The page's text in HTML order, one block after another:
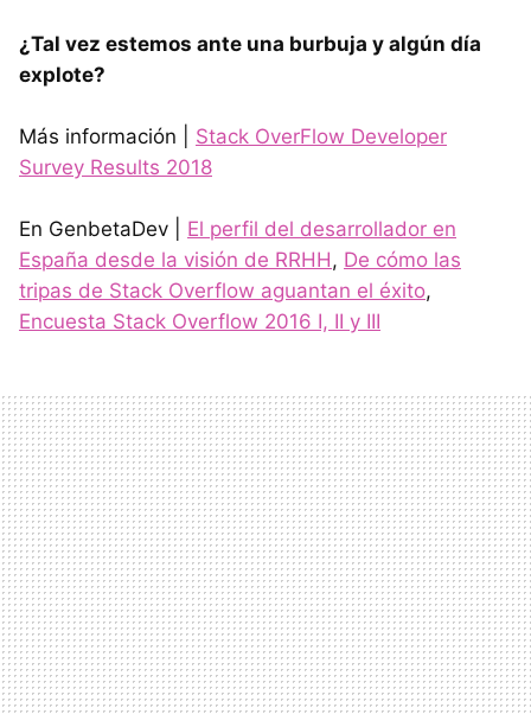
¿Tal vez estemos ante una burbuja y algún día
explote?
Más información | Stack OverFlow Developer
Survey Results 2018
En GenbetaDev | El perfil del desarrollador en
España desde la visión de RRHH, De cómo las
tripas de Stack Overflow aguantan el éxito,
Encuesta Stack Overflow 2016 I, II y III